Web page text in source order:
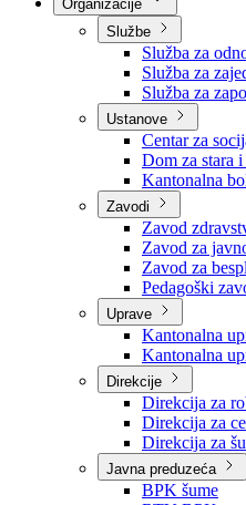
Nadležnosti
Sjednice Vlade
Službe
Služba za
Služba za
Služba za
Ustanove
Centar za
Dom za stara i
Kantonalna
Zavodi
Zavod
Zavod za
Zavod za
Pedagoški
Uprave
Kantonalna
Kantonalna
Direkcije
Direkcija za
Direkcija za